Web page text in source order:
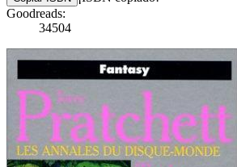
Goodreads:
34504